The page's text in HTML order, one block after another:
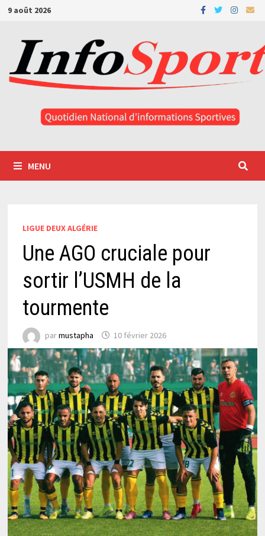
Passer
contenu
9 août 2026
MENU
LIGUE DEUX ALGÉRIE
Une AGO cruciale pour
sortir l’USMH de la
tourmente
parmustapha 10 février 2026